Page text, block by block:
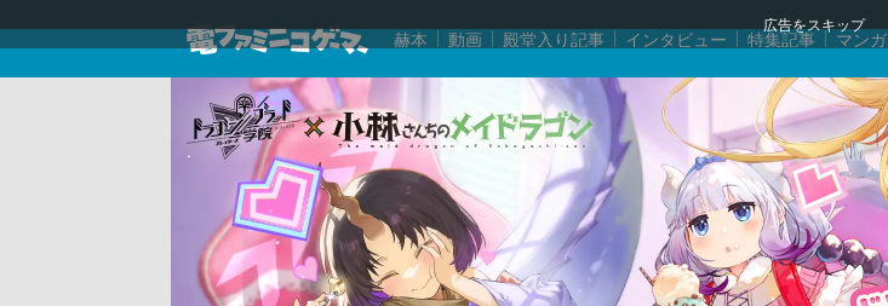
広告をスキップ
赫本 動画 殿堂入り記事 インタビュー 特集記事 マンガ